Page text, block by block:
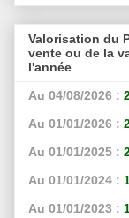
Valorisation du
vente ou de la
l'année
Au 04/08/2026 :
Au 01/01/2026 :
Au 01/01/2025 :
Au 01/01/2024 :
Au 01/01/2023 :